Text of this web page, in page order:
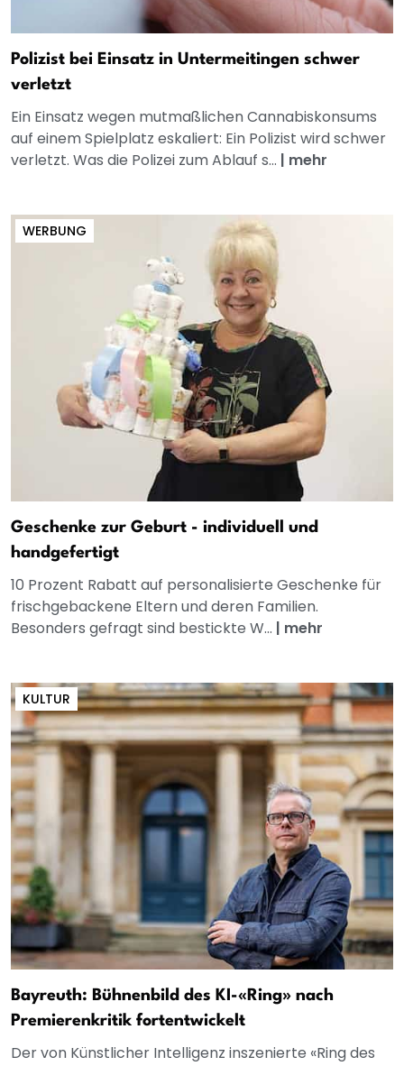
Polizist bei Einsatz in Untermeitingen schwer
verletzt
Ein Einsatz wegen mutmaßlichen Cannabiskonsums
auf einem Spielplatz eskaliert: Ein Polizist wird schwer
verletzt. Was die Polizei zum Ablauf s... | mehr
WERBUNG
Geschenke zur Geburt - individuell und
handgefertigt
10 Prozent Rabatt auf personalisierte Geschenke für
frischgebackene Eltern und deren Familien.
Besonders gefragt sind bestickte W... | mehr
KULTUR
Bayreuth: Bühnenbild des KI-«Ring» nach
Premierenkritik fortentwickelt
Der von Künstlicher Intelligenz inszenierte «Ring des